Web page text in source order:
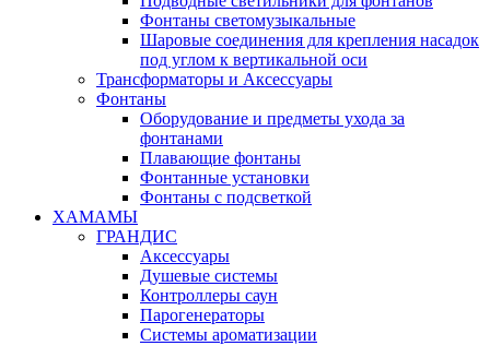
Фонтаны светомузыкальные
Шаровые соединения для крепления насадок
под углом к вертикальной оси
Трансформаторы и Аксессуары
Фонтаны
Оборудование и предметы ухода за
фонтанами
Плавающие фонтаны
Фонтанные установки
Фонтаны с подсветкой
ХАМАМЫ
ГРАНДИС
Аксессуары
Душевые системы
Контроллеры саун
Парогенераторы
Системы ароматизации